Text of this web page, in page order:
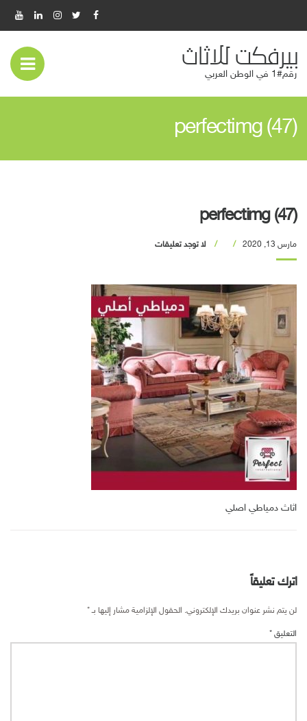
بيرفكت للاثاث
رقم#1 في الوطن العربي
perfectimg (47)
perfectimg (47)
مارس 13, 2020 لا توجد تعليقات
اثاث دمياطي اصلي
اترك تعليقاً
لن يتم نشر عنوان بريدك الإلكتروني. الحقول الإلزامية مشار إليها بـ*
التعليق *